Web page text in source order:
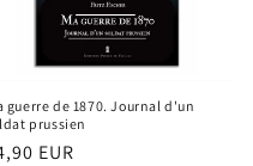
guerre de 1870. Journal d'un
prussien
EUR